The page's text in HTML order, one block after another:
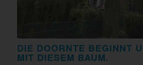
DIE DOORNTE BEGINNT
MIT DIESEM BAUM.